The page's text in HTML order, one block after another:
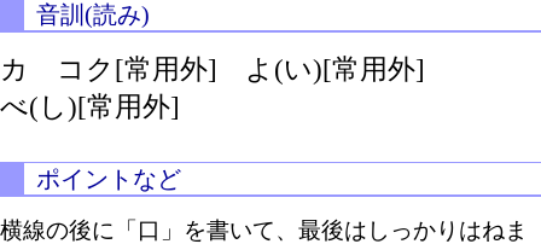
音訓(読み)
カ コク[常用外]
よ(い)[常用外]
べ(し)[常用外]
ポイントなど
横線の後に「口」を書いて、最後はしっかりはねま